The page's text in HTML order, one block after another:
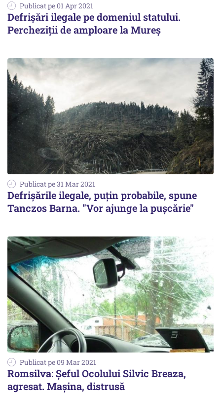
Publicat pe 01 Apr 2021
Defrișări ilegale pe domeniul statului.
Percheziții de amploare la Mureș
Publicat pe 31 Mar 2021
Defrişările ilegale, puţin probabile, spune
Tanczos Barna. "Vor ajunge la puşcărie"
Publicat pe 09 Mar 2021
Romsilva: Șeful Ocolului Silvic Breaza,
agresat. Mașina, distrusă